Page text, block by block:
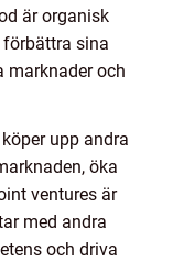
är organisk
sina
marknader och
upp andra
öka
ventures är
med andra
och driva